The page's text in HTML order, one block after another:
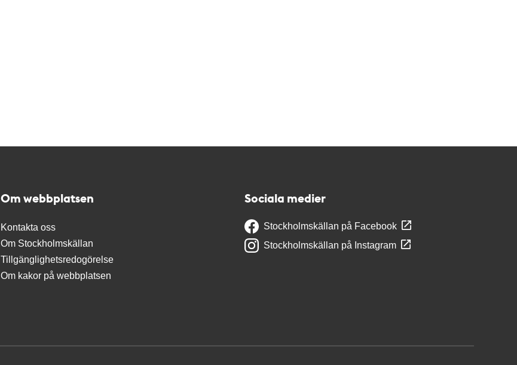
Om webbplatsen
Kontakta oss
Om Stockholmskällan
Tillgänglighetsredogörelse
Om kakor på webbplatsen
Sociala medier
Stockholmskällan på Facebook
Stockholmskällan på Instagram